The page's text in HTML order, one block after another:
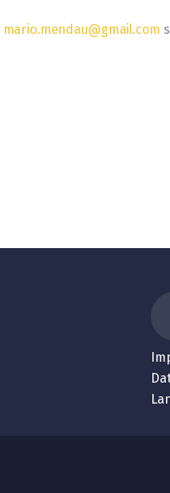
mario.mendau@gmail.com